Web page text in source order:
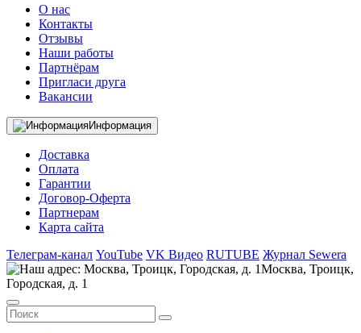
О нас
Контакты
Отзывы
Наши работы
Партнёрам
Пригласи друга
Вакансии
Информация
Доставка
Оплата
Гарантии
Договор-Оферта
Партнерам
Карта сайта
Телеграм-канал YouTube VK Видео RUTUBE Журнал Sewera
Москва, Троицк,
Городская, д. 1